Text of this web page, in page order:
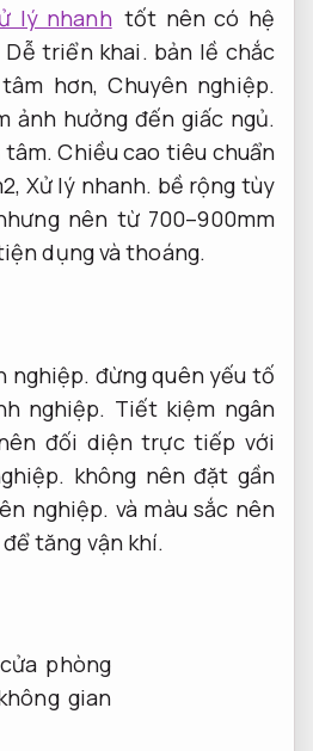
lý nhanh tốt nên có hệ
Dễ triển khai. bản lề chắc
tâm hơn,Chuyên nghiệp.
ảnh hưởng đến giấc ngủ.
tâm. Chiều cao tiêu chuẩn
Xử lý nhanh. bề rộng tùy
nên từ 700–900mm
dụng và thoáng.
nghiệp. đừng quên yếu tố
nghiệp. Tiết kiệm ngân
đối diện trực tiếp với
không nên đặt gần
nghiệp. và màu sắc nên
tăng vận khí.